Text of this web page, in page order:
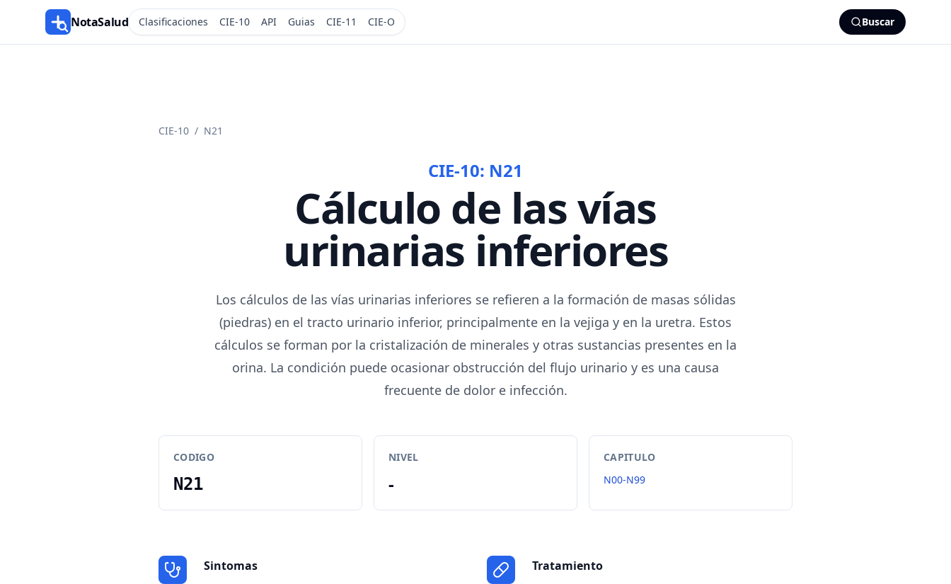
NotaSalud Clasificaciones CIE-10 API Guias CIE-11 CIE-O Buscar
CIE-10 / N21
CIE-10: N21
Cálculo de las vías
urinarias inferiores
Los cálculos de las vías urinarias inferiores se refieren a la formación de masas sólidas
(piedras) en el tracto urinario inferior, principalmente en la vejiga y en la uretra. Estos
cálculos se forman por la cristalización de minerales y otras sustancias presentes en la
orina. La condición puede ocasionar obstrucción del flujo urinario y es una causa
frecuente de dolor e infección.
CODIGO
N21
NIVEL
-
CAPITULO
N00-N99
Sintomas
Tratamiento